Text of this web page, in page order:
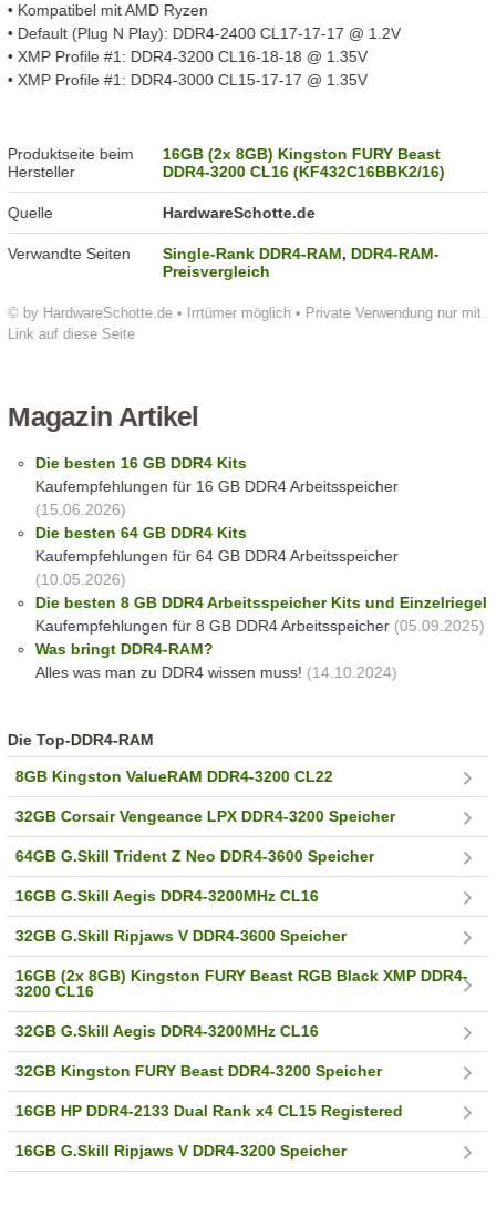
© by HardwareSchotte.de • Irrtümer möglich • Private Verwendung nur mit
Link auf diese Seite
• Kompatibel mit AMD Ryzen
• Default (Plug N Play): DDR4-2400 CL17-17-17 @ 1.2V
• XMP Profile #1: DDR4-3200 CL16-18-18 @ 1.35V
• XMP Profile #1: DDR4-3000 CL15-17-17 @ 1.35V
Produktseite beim
Hersteller
16GB (2x 8GB) Kingston FURY Beast
DDR4-3200 CL16 (KF432C16BBK2/16)
Quelle HardwareSchotte.de
Verwandte Seiten Single-Rank DDR4-RAM,DDR4-RAM-
Preisvergleich
Magazin Artikel
Die besten 16 GB DDR4 Kits
Kaufempfehlungen für 16 GB DDR4 Arbeitsspeicher
(15.06.2026)
Die besten 64 GB DDR4 Kits
Kaufempfehlungen für 64 GB DDR4 Arbeitsspeicher
(10.05.2026)
Die besten 8 GB DDR4 Arbeitsspeicher Kits und Einzelriegel
Kaufempfehlungen für 8 GB DDR4 Arbeitsspeicher(05.09.2025)
Was bringt DDR4-RAM?
Alles was man zu DDR4 wissen muss! (14.10.2024)
Die Top-DDR4-RAM
8GB Kingston ValueRAM DDR4-3200 CL22
32GB Corsair Vengeance LPX DDR4-3200 Speicher
64GB G.Skill Trident Z Neo DDR4-3600 Speicher
16GB G.Skill Aegis DDR4-3200MHz CL16
32GB G.Skill Ripjaws V DDR4-3600 Speicher
16GB (2x 8GB) Kingston FURY Beast RGB Black XMP DDR4-
3200 CL16
32GB G.Skill Aegis DDR4-3200MHz CL16
32GB Kingston FURY Beast DDR4-3200 Speicher
16GB HP DDR4-2133 Dual Rank x4 CL15 Registered
16GB G.Skill Ripjaws V DDR4-3200 Speicher